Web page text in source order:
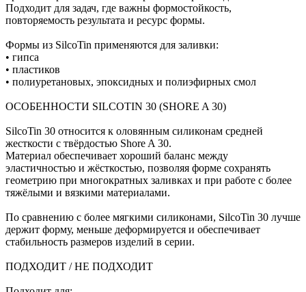
Подходит для задач, где важны формостойкость,
повторяемость результата и ресурс формы.
Формы из SilcoTin применяются для заливки:
• гипса
• пластиков
• полиуретановых, эпоксидных и полиэфирных смол
ОСОБЕННОСТИ SILCOTIN 30 (SHORE A 30)
SilcoTin 30 относится к оловянным силиконам средней
жесткости с твёрдостью Shore A 30.
Материал обеспечивает хороший баланс между
эластичностью и жёсткостью, позволяя форме сохранять
геометрию при многократных заливках и при работе с более
тяжёлыми и вязкими материалами.
По сравнению с более мягкими силиконами, SilcoTin 30 лучше
держит форму, меньше деформируется и обеспечивает
стабильность размеров изделий в серии.
ПОДХОДИТ / НЕ ПОДХОДИТ